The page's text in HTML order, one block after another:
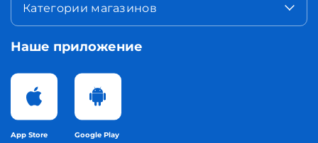
Категории магазинов
Наше приложение
App Store Google Play